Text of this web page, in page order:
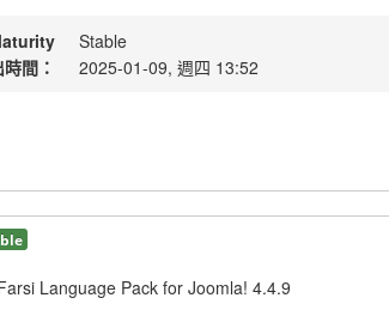
Stable
間：
2025-01-09, 週四 13:52
Language Pack for Joomla! 4.4.9